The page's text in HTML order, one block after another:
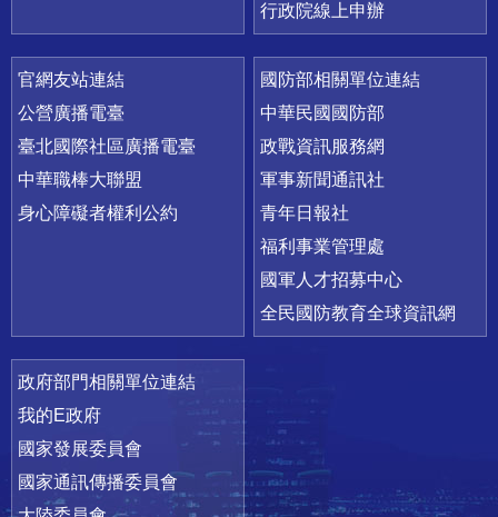
行政院線上申辦
官網友站連結
公營廣播電臺
臺北國際社區廣播電臺
中華職棒大聯盟
身心障礙者權利公約
國防部相關單位連結
中華民國國防部
政戰資訊服務網
軍事新聞通訊社
青年日報社
福利事業管理處
國軍人才招募中心
全民國防教育全球資訊網
政府部門相關單位連結
我的E政府
國家發展委員會
國家通訊傳播委員會